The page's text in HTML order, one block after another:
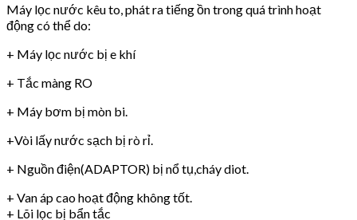
Máy lọc nước kêu to, phát ra tiếng ồn trong quá trình hoạt
động có thể do:
+ Máy lọc nước bị e khí
+ Tắc màng RO
+ Máy bơm bị mòn bi.
+Vòi lấy nước sạch bị rò rỉ.
+ Nguồn điện(ADAPTOR) bị nổ tụ,cháy diot.
+ Van áp cao hoạt động không tốt.
+ Lõi lọc bị bẩn tắc